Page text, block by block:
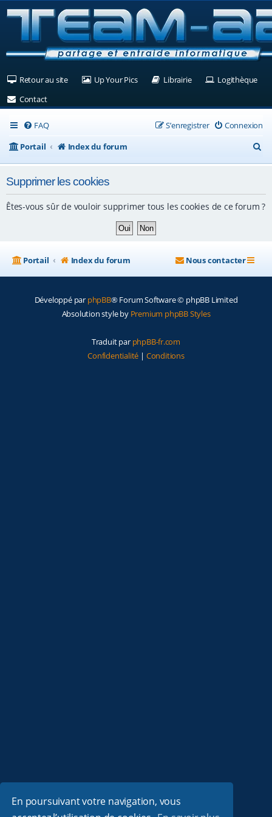
En poursuivant votre navigation, vous
Retour au site(Ouvre un nouvel onglet)
Up Your Pics(Ouvre un nouvel onglet)
Librairie(Ouvre un nouvel
Logithèque
Contact(Ouvre un nouvel onglet)
FAQ Connexion
S’enregistrer
Portail
Index du forum
e
Supprimer les cookies
Êtes-vous sûr de vouloir supprimer tous les cookies de ce forum ?
Portail Index du forum Nous contacter
Développé par phpBB® Forum Software © phpBB Limited
Absolution style by Premium phpBB Styles
Traduit par phpBB-fr.com
Confidentialité | Conditions